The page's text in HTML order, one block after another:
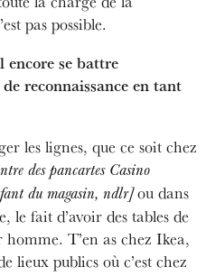
pas possible.
se battre
reconnaissance en tant
les lignes, que ce soit chez
des pancartes Casino
du magasin, ndlr]ou dans
le fait d’avoir des tables de
T’en as chez Ikea,
lieux publics où c’est chez